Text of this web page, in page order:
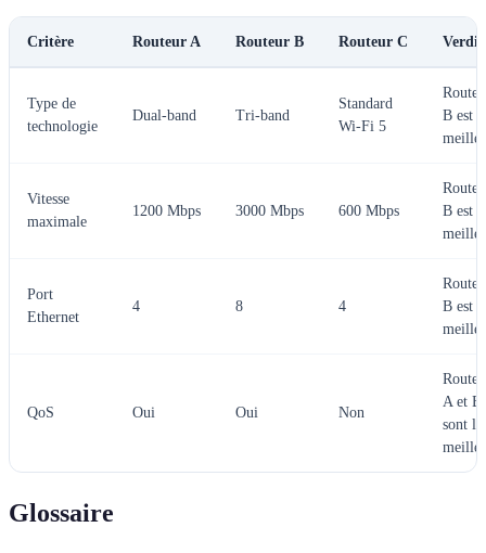
Critère Routeur A Routeur B Routeur C
Type de
technologie
Dual-band Tri-band
Standard
Wi-Fi 5
B est
Vitesse
maximale
1200 Mbps 3000 Mbps 600 Mbps
B est
Port
Ethernet
4 8 4
B est
QoS Oui Oui Non
A et B
sont
Glossaire